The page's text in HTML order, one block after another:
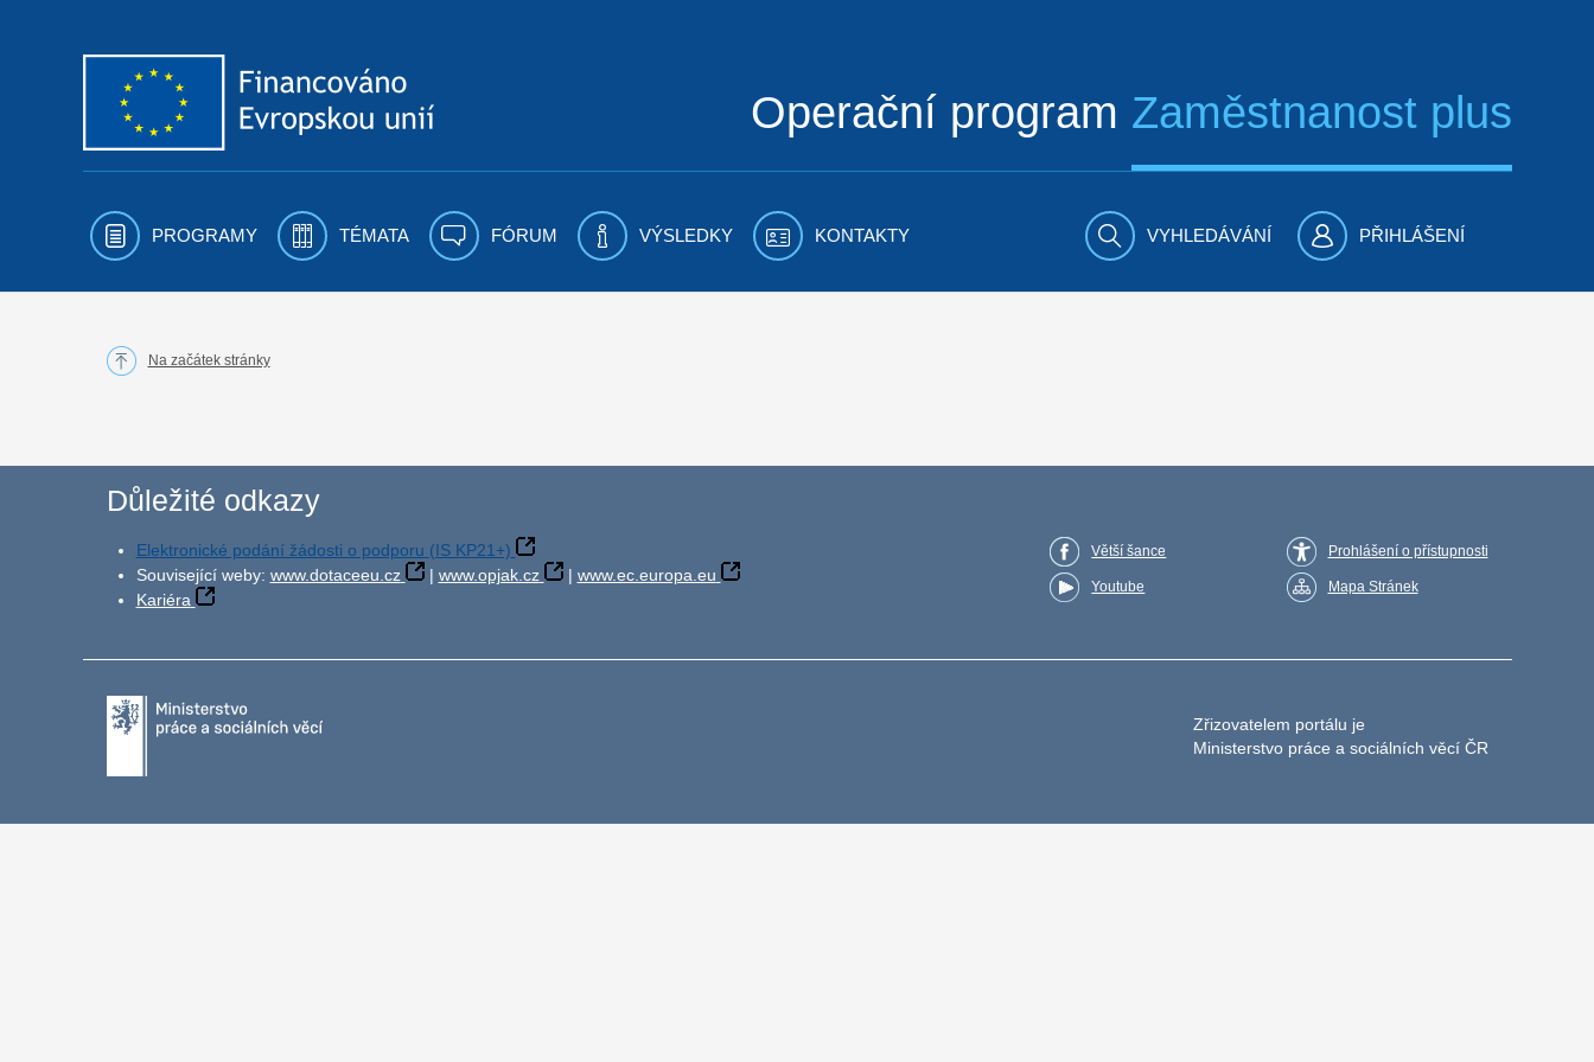
Operační program Zaměstnanost plus
PROGRAMY TÉMATA FÓRUM VÝSLEDKY KONTAKTY VYHLEDÁVÁNÍ PŘIHLÁŠENÍ
Na začátek stránky
Důležité odkazy
Elektronické podání žádosti o podporu (IS KP21+)
Související weby: www.dotaceeu.cz | www.opjak.cz | www.ec.europa.eu
Kariéra
Větší šance
Youtube
Prohlášení o přístupnosti
Mapa Stránek
Zřizovatelem portálu je
Ministerstvo práce a sociálních věcí ČR